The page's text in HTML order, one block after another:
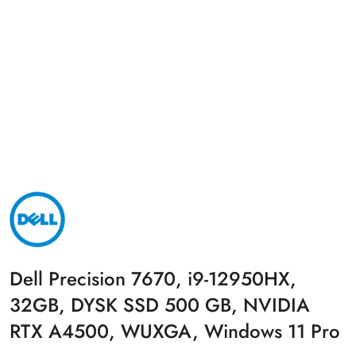
NAZWA
PRODUCENTA:
DELL
Dell Precision 7670, i9-12950HX,
32GB, DYSK SSD 500 GB, NVIDIA
RTX A4500, WUXGA, Windows 11 Pro